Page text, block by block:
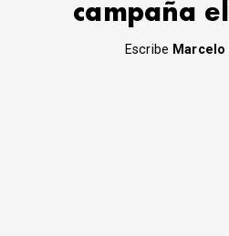
campaña
Escribe Marcelo